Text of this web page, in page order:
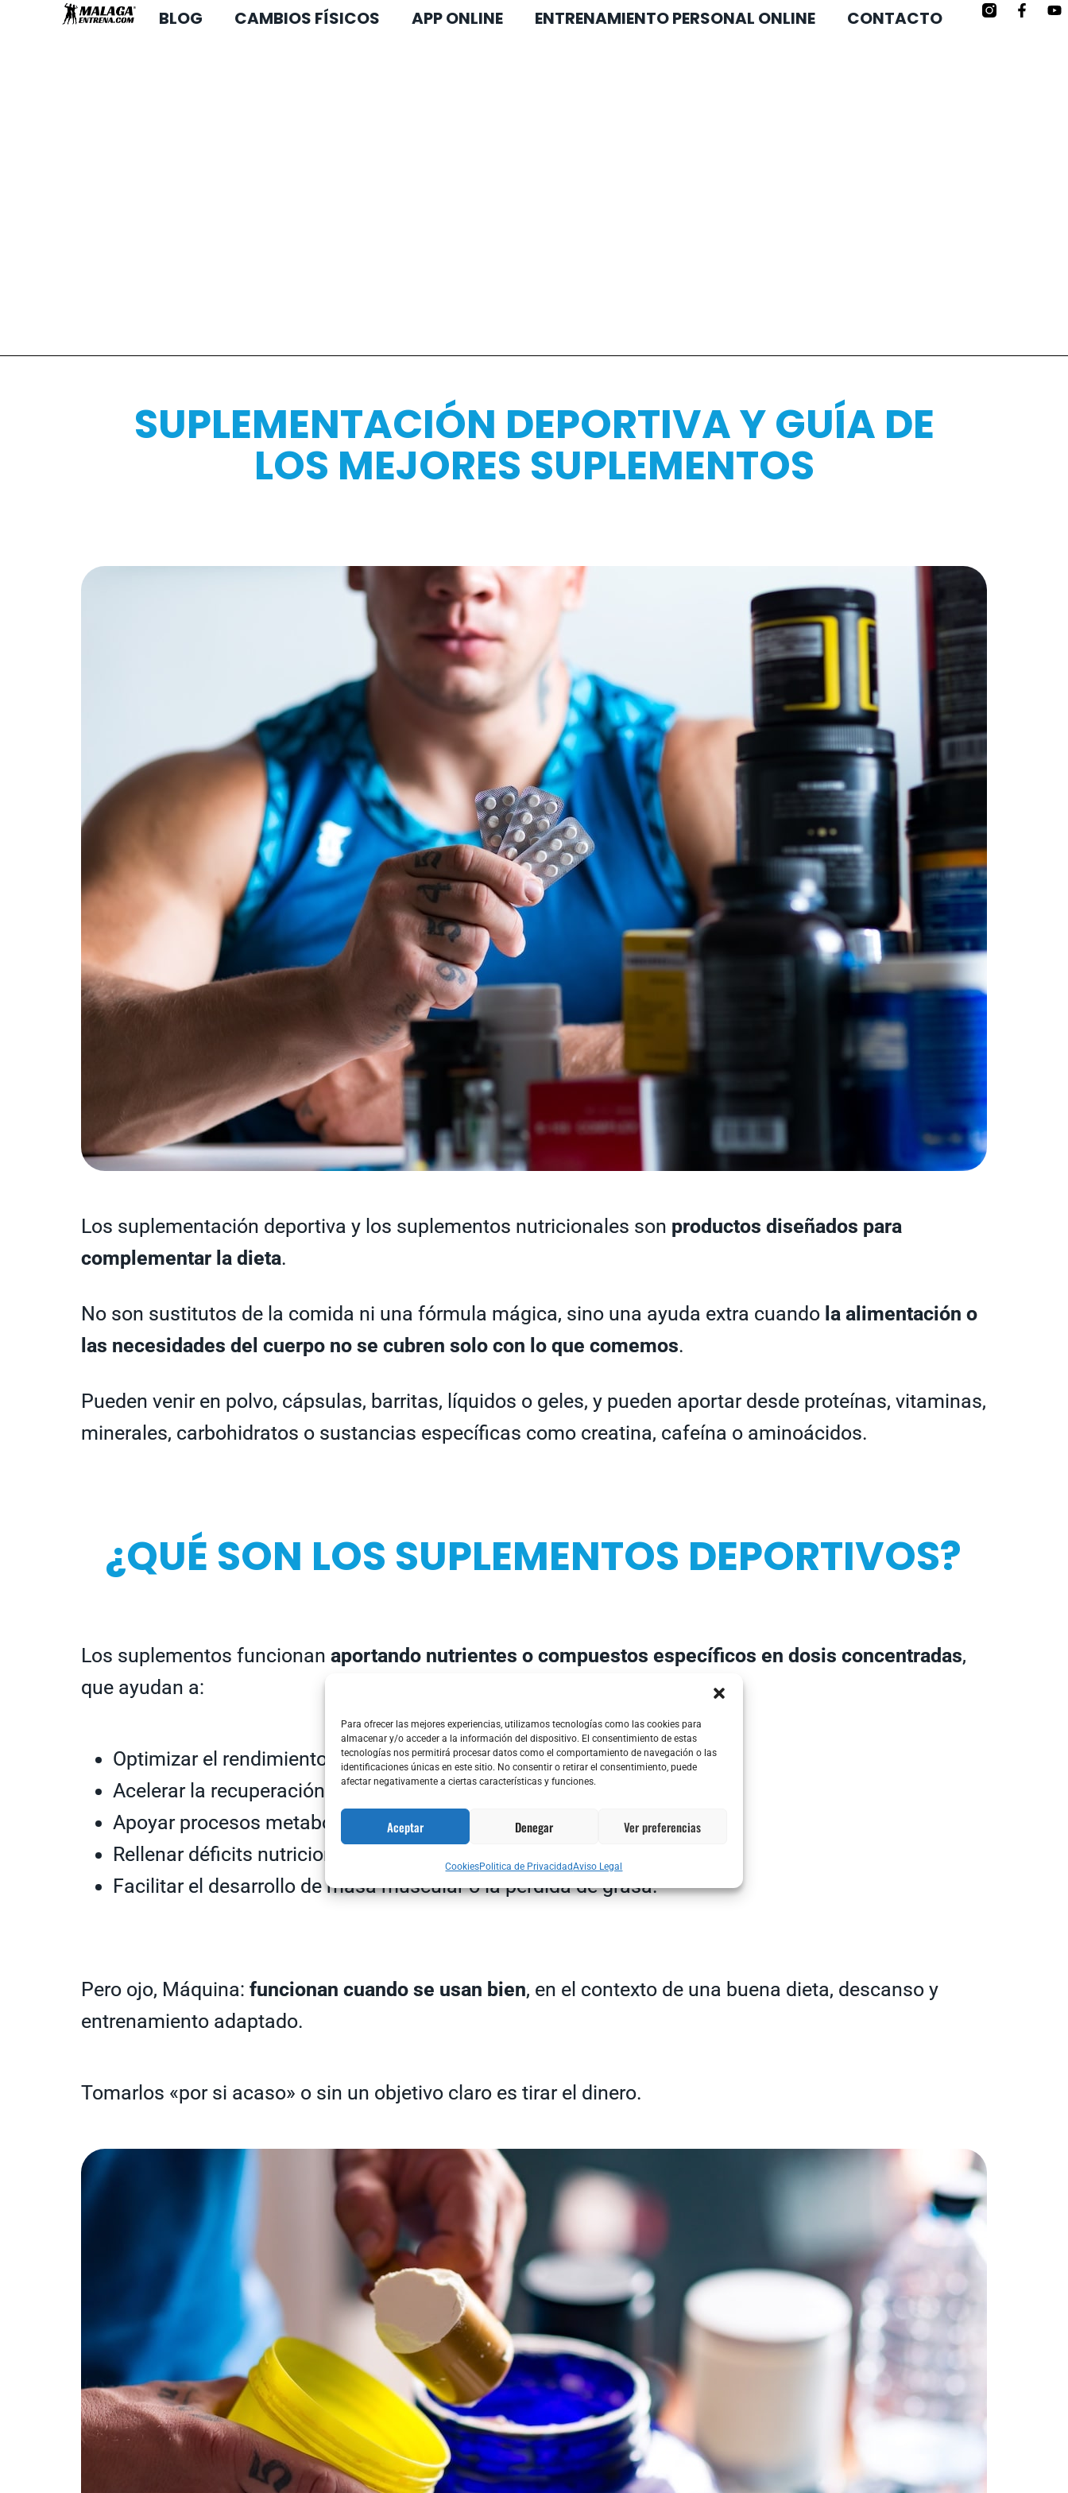
Para ofrecer las mejores experiencias, utilizamos tecnologías como las cookies para
almacenar y/o acceder a la información del dispositivo. El consentimiento de estas
tecnologías nos permitirá procesar datos como el comportamiento de navegación o las
identificaciones únicas en este sitio. No consentir o retirar el consentimiento, puede
afectar negativamente a ciertas características y funciones.
Aceptar Denegar Ver preferencias
CookiesPolitica de PrivacidadAviso Legal
BLOG CAMBIOS FÍSICOS APP ONLINE ENTRENAMIENTO PERSONAL ONLINE CONTACTO
SUPLEMENTACIÓN DEPORTIVA Y GUÍA DE
LOS MEJORES SUPLEMENTOS
Los suplementación deportiva y los suplementos nutricionales son productos diseñados para
complementar la dieta.
No son sustitutos de la comida ni una fórmula mágica, sino una ayuda extra cuando la alimentación o
las necesidades del cuerpo no se cubren solo con lo que comemos.
Pueden venir en polvo, cápsulas, barritas, líquidos o geles, y pueden aportar desde proteínas, vitaminas,
minerales, carbohidratos o sustancias específicas como creatina, cafeína o aminoácidos.
¿QUÉ SON LOS SUPLEMENTOS DEPORTIVOS?
Los suplementos funcionan aportando nutrientes o compuestos específicos en dosis concentradas,
que ayudan a:
Optimizar el rendimiento físico.
Acelerar la recuperación muscular.
Apoyar procesos metabólicos.
Rellenar déficits nutricionales.
Facilitar el desarrollo de masa muscular o la pérdida de grasa.
Pero ojo, Máquina: funcionan cuando se usan bien, en el contexto de una buena dieta, descanso y
entrenamiento adaptado.
Tomarlos «por si acaso» o sin un objetivo claro es tirar el dinero.